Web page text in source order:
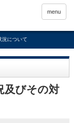
menu
況について
及びその対